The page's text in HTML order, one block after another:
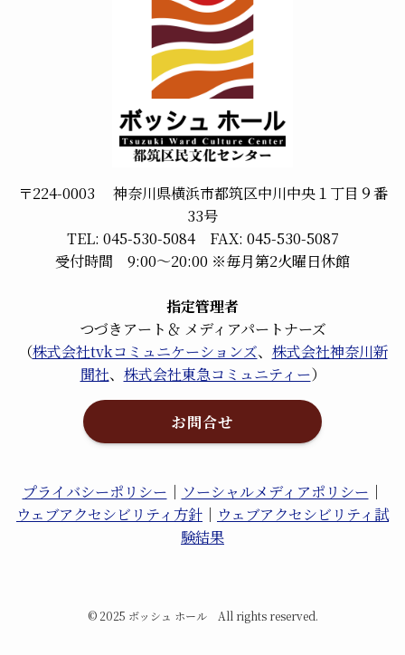
〒224-0003 神奈川県横浜市都筑区中川中央１丁目９番
33号
TEL: 045-530-5084 FAX: 045-530-5087
受付時間 9:00～20:00 ※毎月第2火曜日休館
指定管理者
つづきアート＆ メディアパートナーズ
（株式会社tvkコミュニケーションズ、 株式会社神奈川新
聞社、 株式会社東急コミュニティー）
お問合せ
プライバシーポリシー ｜ ソーシャルメディアポリシー ｜
ウェブアクセシビリティ方針 ｜ ウェブアクセシビリティ試
験結果
©2025 ボッシュ ホール All rights reserved.